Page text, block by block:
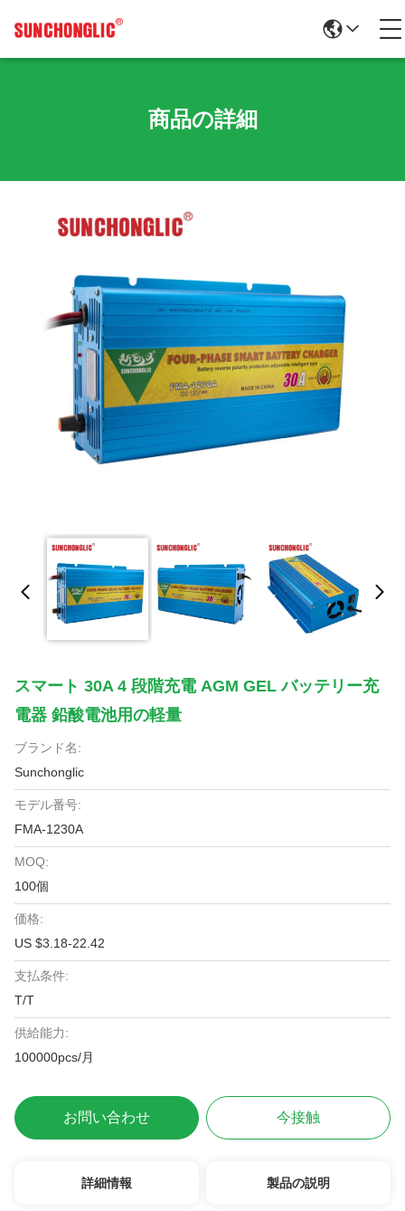
商品の詳細
スマート 30A 4 段階充電 AGM GEL バッテリー充
電器 鉛酸電池用の軽量
ブランド名:
Sunchonglic
モデル番号:
FMA-1230A
MOQ:
100個
価格:
US $3.18-22.42
支払条件:
T/T
供給能力:
100000pcs/月
お問い合わせ 今接触
詳細情報 製品の説明